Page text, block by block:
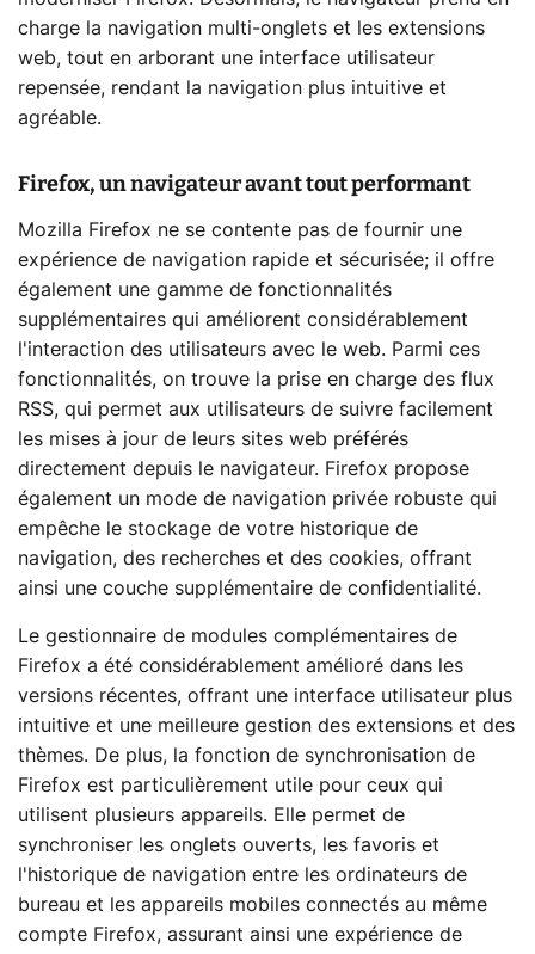
charge la navigation multi-onglets et les extensions
web, tout en arborant une interface utilisateur
repensée, rendant la navigation plus intuitive et
agréable.
Firefox, un navigateur avant tout performant
Mozilla Firefox ne se contente pas de fournir une
expérience de navigation rapide et sécurisée; il offre
également une gamme de fonctionnalités
supplémentaires qui améliorent considérablement
l'interaction des utilisateurs avec le web. Parmi ces
fonctionnalités, on trouve la prise en charge des flux
RSS, qui permet aux utilisateurs de suivre facilement
les mises à jour de leurs sites web préférés
directement depuis le navigateur. Firefox propose
également un mode de navigation privée robuste qui
empêche le stockage de votre historique de
navigation, des recherches et des cookies, offrant
ainsi une couche supplémentaire de confidentialité.
Le gestionnaire de modules complémentaires de
Firefox a été considérablement amélioré dans les
versions récentes, offrant une interface utilisateur plus
intuitive et une meilleure gestion des extensions et des
thèmes. De plus, la fonction de synchronisation de
Firefox est particulièrement utile pour ceux qui
utilisent plusieurs appareils. Elle permet de
synchroniser les onglets ouverts, les favoris et
l'historique de navigation entre les ordinateurs de
bureau et les appareils mobiles connectés au même
compte Firefox, assurant ainsi une expérience de